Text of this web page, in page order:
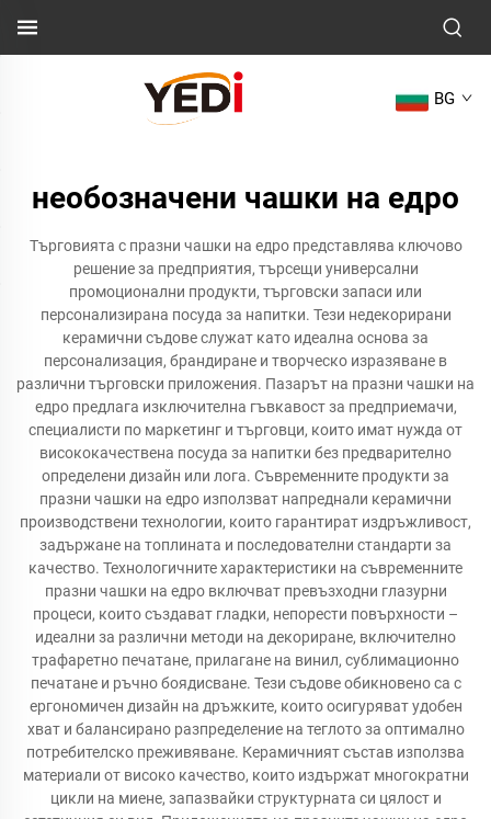
BG
необозначени чашки на едро
Търговията с празни чашки на едро представлява ключово
решение за предприятия, търсещи универсални
промоционални продукти, търговски запаси или
персонализирана посуда за напитки. Тези недекорирани
керамични съдове служат като идеална основа за
персонализация, брандиране и творческо изразяване в
различни търговски приложения. Пазарът на празни чашки на
едро предлага изключителна гъвкавост за предприемачи,
специалисти по маркетинг и търговци, които имат нужда от
висококачествена посуда за напитки без предварително
определени дизайн или лога. Съвременните продукти за
празни чашки на едро използват напреднали керамични
производствени технологии, които гарантират издръжливост,
задържане на топлината и последователни стандарти за
качество. Технологичните характеристики на съвременните
празни чашки на едро включват превъзходни глазурни
процеси, които създават гладки, непорести повърхности –
идеални за различни методи на декориране, включително
трафаретно печатане, прилагане на винил, сублимационно
печатане и ръчно боядисване. Тези съдове обикновено са с
ергономичен дизайн на дръжките, които осигуряват удобен
хват и балансирано разпределение на теглото за оптимално
потребителско преживяване. Керамичният състав използва
материали от високо качество, които издържат многократни
цикли на миене, запазвайки структурната си цялост и